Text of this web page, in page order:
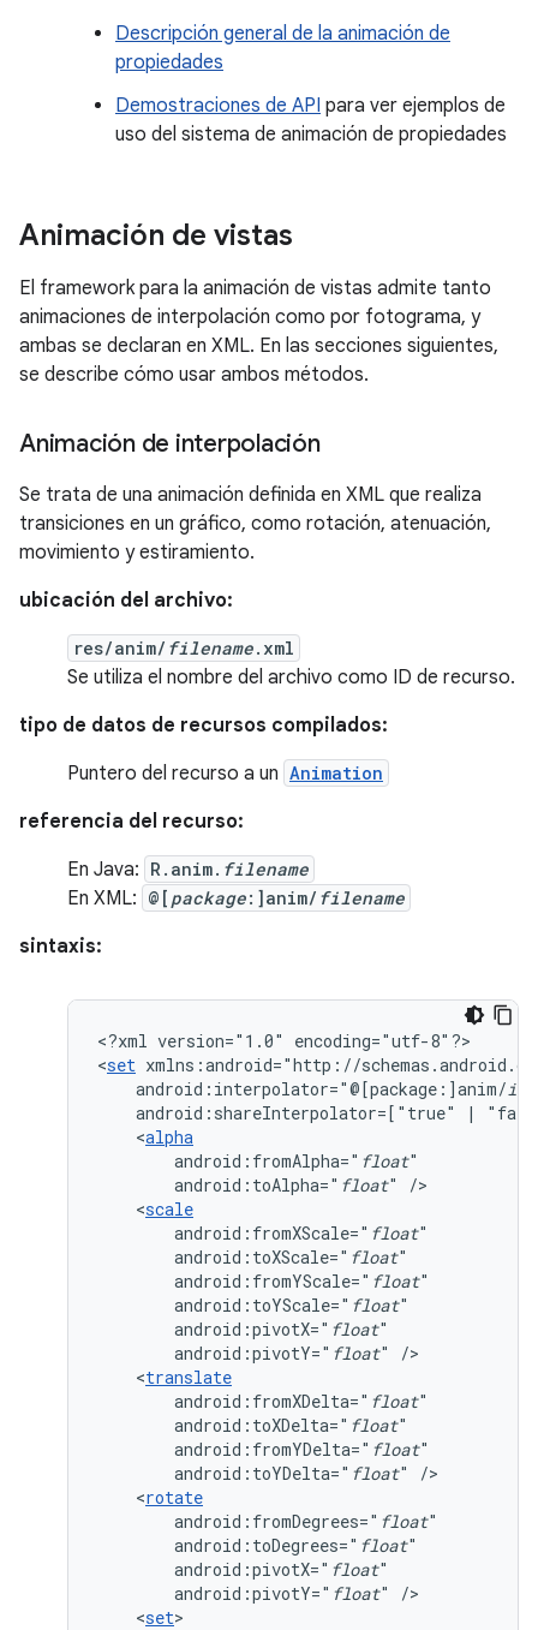
Descripción general de la animación de
propiedades
Demostraciones de API para ver ejemplos de
uso del sistema de animación de propiedades
Animación de vistas
El framework para la animación de vistas admite tanto
animaciones de interpolación como por fotograma, y
ambas se declaran en XML. En las secciones siguientes,
se describe cómo usar ambos métodos.
Animación de interpolación
Se trata de una animación definida en XML que realiza
transiciones en un gráfico, como rotación, atenuación,
movimiento y estiramiento.
ubicación del archivo:
res/anim/ filename.xml
Se utiliza el nombre del archivo como ID de recurso.
tipo de datos de recursos compilados:
Puntero del recurso a un Animation
referencia del recurso:
En Java: R.anim. filename
En XML: @[ package:]anim/ filename
sintaxis:
<?xml version="1.0"
encoding="utf-8"?>
<set
android:interpolator="@[package:]anim/
android:shareInterpolator=["true"
|
<alpha
android:fromAlpha=" float
android:toAlpha=" float"
<scale
android:fromXScale=" float
android:toXScale=" float
android:fromYScale=" float
android:toYScale=" float
android:pivotX=" float
android:pivotY=" float"
<translate
android:fromXDelta=" float
android:toXDelta=" float
android:fromYDelta=" float
android:toYDelta=" float"
<rotate
android:fromDegrees=" float
android:toDegrees=" float
android:pivotX=" float
android:pivotY=" float"
<set